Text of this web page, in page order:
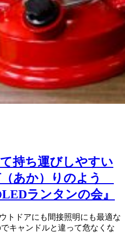
持ち運びしやすい
（あか）りのよう
ランタンの会』
トドアにも間接照明にも最適な
キャンドルと違って危なくな